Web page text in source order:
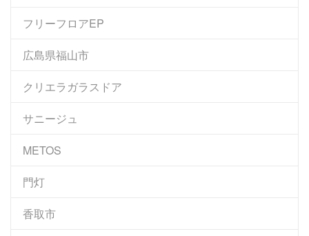
フリーフロアEP
広島県福山市
クリエラガラスドア
サニージュ
METOS
門灯
香取市